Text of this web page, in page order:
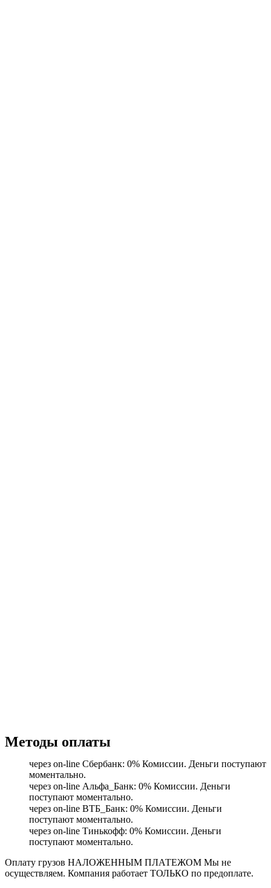
Методы оплаты
через on-line Сбербанк: 0% Комиссии. Деньги поступают
моментально.
через on-line Альфа_Банк: 0% Комиссии. Деньги
поступают моментально.
через on-line ВТБ_Банк: 0% Комиссии. Деньги
поступают моментально.
через on-line Тинькофф: 0% Комиссии. Деньги
поступают моментально.
Оплату грузов НАЛОЖЕННЫМ ПЛАТЕЖОМ Мы не
осуществляем. Компания работает ТОЛЬКО по предоплате.